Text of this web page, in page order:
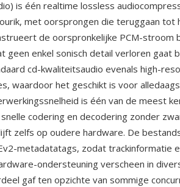
is één realtime lossless
met oorsprongen die teruggaan
de oorspronkelijke PCM-stroom
geen enkel sonisch detail verloren gaat
cd-kwaliteitsaudio evenals high-
waardoor het geschikt is voor
is één van de meest
codering en decodering zonder
zelfs op oudere hardware. De
metadatatags, zodat trackinformatie
ondersteuning verscheen in
gaf ten opzichte van sommige